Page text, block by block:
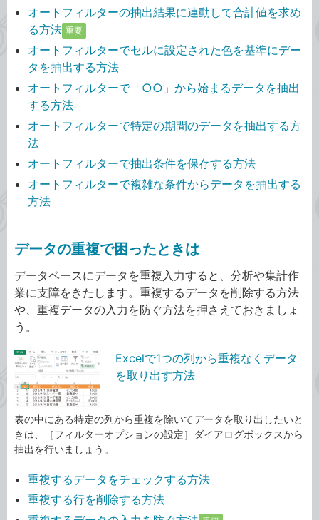
オートフィルターの抽出結果に連動して合計値を求め
る方法 重要
オートフィルターでセルに設定された色を基準にデー
タを抽出する方法
オートフィルターで「○○」から始まるデータを抽出
する方法
オートフィルターで特定の期間のデータを抽出する方
法
オートフィルターで抽出条件を保存する方法
オートフィルターで複雑な条件からデータを抽出する
方法
データの重複で困ったときは
データベースにデータを重複入力すると、分析や集計作
業に支障をきたします。重複するデータを削除する方法
や、重複データの入力を防ぐ方法を押さえておきましょ
う。
Excelで1つの列から重複なくデータ
を取り出す方法
表の中にある特定の列から重複を除いてデータを取り出したいと
きは、［フィルターオプションの設定］ダイアログボックスから
抽出を行いましょう。
重複するデータをチェックする方法
重複する行を削除する方法